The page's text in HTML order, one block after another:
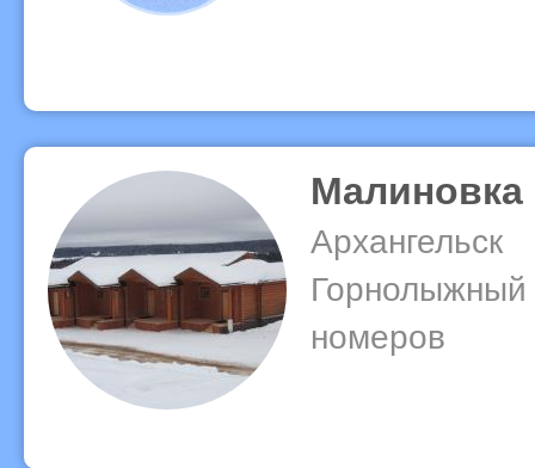
Малиновка
Архангельск
Горнолыжный
номеров